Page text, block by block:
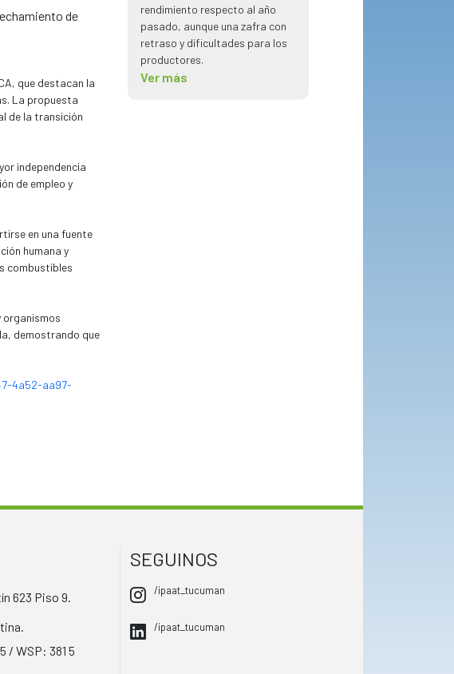
de
que destacan la
La propuesta
de la transición
independencia
de empleo y
en una fuente
humana y
combustibles
organismos
demostrando que
4a52-aa97-
rendimiento respecto al año
pasado, aunque una zafra con
retraso y dificultades para los
productores.
Ver más
623 Piso 9.
/ WSP: 381 5
SEGUINOS
/ipaat_tucuman
/ipaat_tucuman